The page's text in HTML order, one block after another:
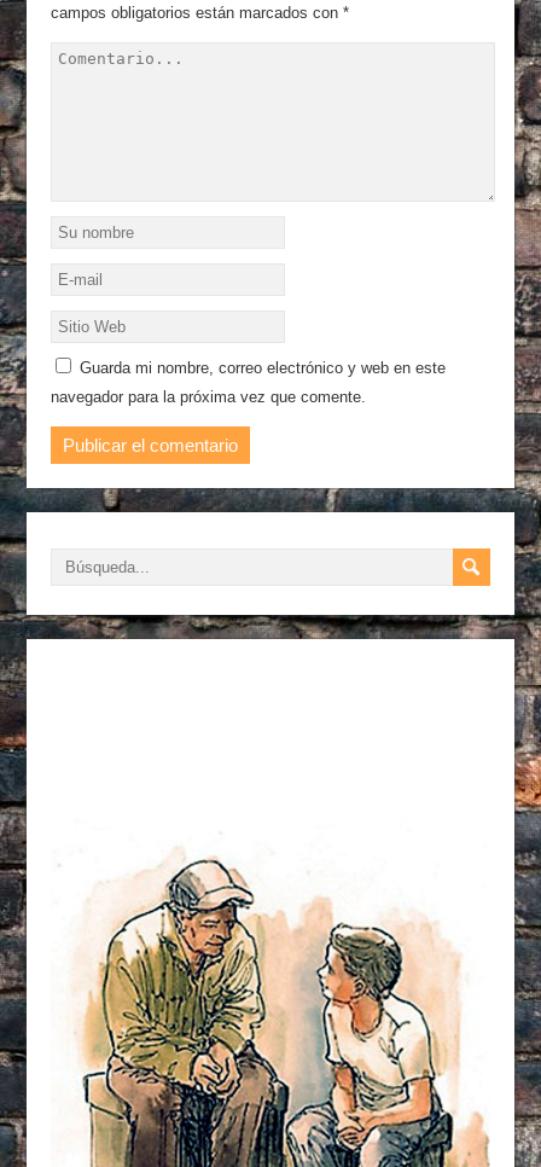
campos obligatorios están marcados con*
Guarda mi nombre, correo electrónico y web en este
navegador para la próxima vez que comente.